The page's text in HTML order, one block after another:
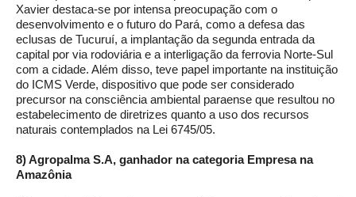
Xavier destaca-se por intensa preocupação com o
desenvolvimento e o futuro do Pará, como a defesa das
eclusas de Tucuruí, a implantação da segunda entrada da
capital por via rodoviária e a interligação da ferrovia Norte-Sul
com a cidade. Além disso, teve papel importante na instituição
do ICMS Verde, dispositivo que pode ser considerado
precursor na consciência ambiental paraense que resultou no
estabelecimento de diretrizes quanto a uso dos recursos
naturais contemplados na Lei 6745/05.
8) Agropalma S.A, ganhador na categoria Empresa na
Amazônia